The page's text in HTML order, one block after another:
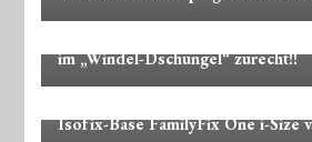
Kinderausstattung
im „Windel-Dschungel“ zurecht!!
Isofix-Base FamilyFix One i-Size